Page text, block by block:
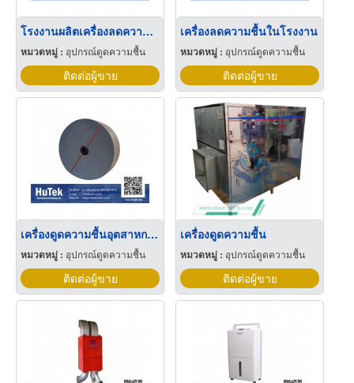
โรงงานผลิตเครื่องลดความชื้น
หมวดหมู่ : อุปกรณ์ดูดความชื้น
ติดต่อผู้ขาย
เครื่องลดความชื้นในโรงงาน
หมวดหมู่ : อุปกรณ์ดูดความชื้น
ติดต่อผู้ขาย
เครื่องดูดความชื้นอุตสาหกรรม
หมวดหมู่ : อุปกรณ์ดูดความชื้น
ติดต่อผู้ขาย
เครื่องดูดความชื้น
หมวดหมู่ : อุปกรณ์ดูดความชื้น
ติดต่อผู้ขาย